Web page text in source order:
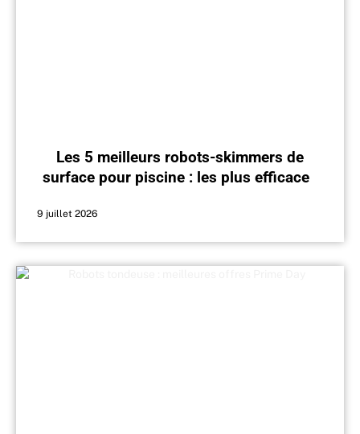
Les 5 meilleurs robots-skimmers de
surface pour piscine : les plus efficaces
9 juillet 2026